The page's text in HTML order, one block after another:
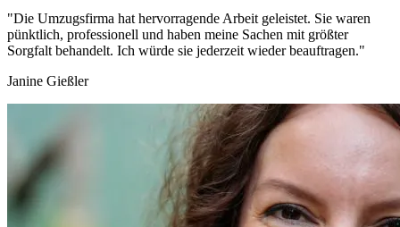
"Die Umzugsfirma hat hervorragende Arbeit geleistet. Sie waren
pünktlich, professionell und haben meine Sachen mit größter
Sorgfalt behandelt. Ich würde sie jederzeit wieder beauftragen."
Janine Gießler